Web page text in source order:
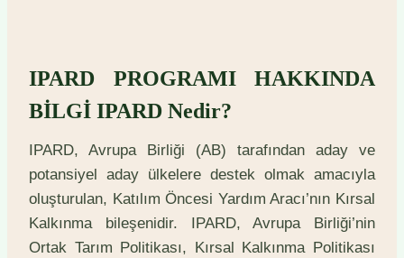
IPARD PROGRAMI HAKKINDA
BİLGİ IPARD Nedir?
IPARD, Avrupa Birliği (AB) tarafından aday ve
potansiyel aday ülkelere destek olmak amacıyla
oluşturulan, Katılım Öncesi Yardım Aracı’nın Kırsal
Kalkınma bileşenidir. IPARD, Avrupa Birliği’nin
Ortak Tarım Politikası, Kırsal Kalkınma Politikası